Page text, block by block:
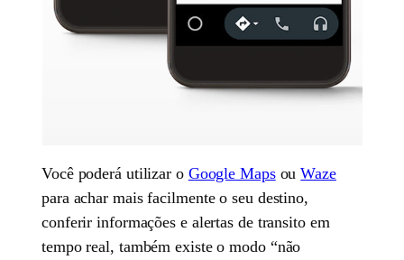
Você poderá utilizar o Google MapsouWaze
para achar mais facilmente o seu destino,
conferir informações e alertas de transito em
tempo real, também existe o modo “não